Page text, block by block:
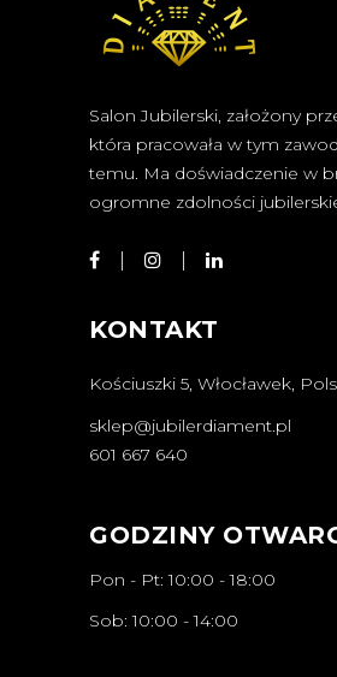
Salon Jubilerski, założony
która pracowała w tym
temu. Ma doświadczenie w
ogromne zdolności
KONTAKT
Kościuszki 5, Włocławek,
sklep@jubilerdiament.pl
601 667 640
GODZINY
Pon - Pt: 10:00 - 18:00
Sob: 10:00 - 14:00